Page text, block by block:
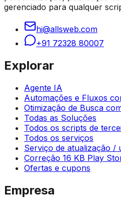
gerenciado para qualquer
hi@allsweb.com
+91 72328 80007
Explorar
Agente IA
Automações e Fluxos
Otimização de Busca
Todas as Soluções
Todos os scripts de
Todos os serviços
Serviço de atualização /
Correção 16 KB Play
Ofertas e cupons
Empresa